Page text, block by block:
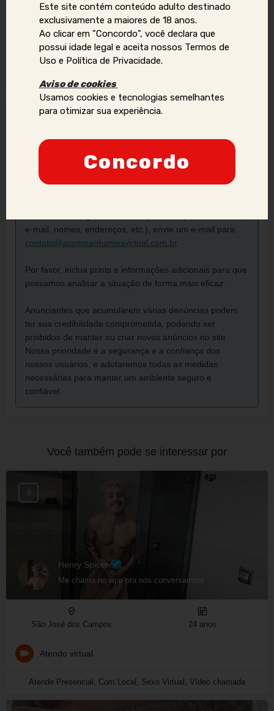
Sexo Virtual
Denunciar anúncio
Aviso Importante:
e-mail, nomes, endereços, etc.), envie um e-mail para:
contato@acompanhantesvirtual.com.br
Por favor, inclua prints e informações adicionais para que
possamos analisar a situação de forma mais eficaz.
Anunciantes que acumularem várias denúncias podem
ter sua credibilidade comprometida, podendo ser
proibidos de manter ou criar novos anúncios no site.
Nossa prioridade é a segurança e a confiança dos
nossos usuários, e adotaremos todas as medidas
necessárias para manter um ambiente seguro e
confiável.
Você também pode se interessar por
Henry Spicer
Me chama no wpp pra nós conversarmos
São José dos Campos 24 anos
Atendo virtual
Atende Presencial, Com Local, Sexo Virtual, Vídeo chamada
Este site contém conteúdo adulto destinado
exclusivamente a maiores de 18 anos.
Ao clicar em "Concordo", você declara que
possui idade legal e aceita nossos Termos de
Uso e Política de Privacidade.
Aviso de cookies
Usamos cookies e tecnologias semelhantes
para otimizar sua experiência.
Concordo